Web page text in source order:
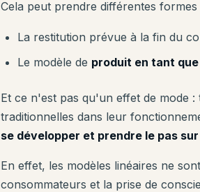
Cela peut prendre différentes formes
La restitution prévue à la fin du
Le modèle de produit en tant
Et ce n'est pas qu'un effet de mode
traditionnelles dans leur
se développer et prendre le pas
En effet, les modèles linéaires ne
consommateurs et la prise de